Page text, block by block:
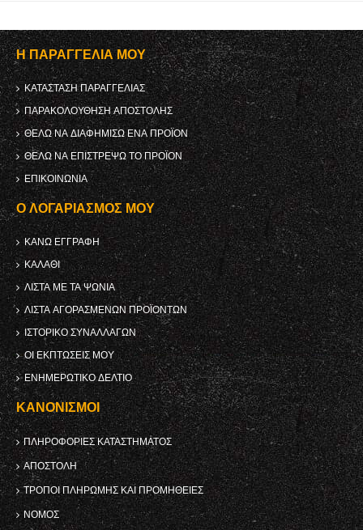
Η ΠΑΡΑΓΓΕΛΊΑ ΜΟΥ
ΚΑΤΆΣΤΑΣΗ ΠΑΡΑΓΓΕΛΊΑΣ
ΠΑΡΑΚΟΛΟΎΘΗΣΗ ΑΠΟΣΤΟΛΉΣ
ΘΈΛΩ ΝΑ ΔΙΑΦΗΜΊΣΩ ΈΝΑ ΠΡΟΪΌΝ
ΘΈΛΩ ΝΑ ΕΠΙΣΤΡΈΨΩ ΤΟ ΠΡΟΪΌΝ
ΕΠΙΚΟΙΝΩΝΊΑ
Ο ΛΟΓΑΡΙΑΣΜΌΣ ΜΟΥ
ΚΑΝΩ ΕΓΓΡΑΦΗ
ΚΑΛΆΘΙ
ΛΊΣΤΑ ΜΕ ΤΑ ΨΏΝΙΑ
ΛΊΣΤΑ ΑΓΟΡΑΣΜΈΝΩΝ ΠΡΟΪΌΝΤΩΝ
ΙΣΤΟΡΙΚΌ ΣΥΝΑΛΛΑΓΏΝ
ΟΙ ΕΚΠΤΏΣΕΙΣ ΜΟΥ
ΕΝΗΜΕΡΩΤΙΚΌ ΔΕΛΤΊΟ
ΚΑΝΟΝΙΣΜΟΊ
ΠΛΗΡΟΦΟΡΊΕΣ ΚΑΤΑΣΤΉΜΑΤΟΣ
ΑΠΟΣΤΟΛΉ
ΤΡΌΠΟΙ ΠΛΗΡΩΜΉΣ ΚΑΙ ΠΡΟΜΉΘΕΙΕΣ
ΝΌΜΟΣ